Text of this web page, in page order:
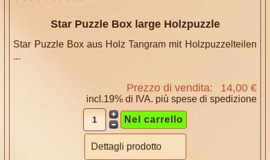
Star Puzzle Box large Holzpuzzle
Star Puzzle Box aus Holz Tangram mit Holzpuzzelteilen
...
Prezzo di vendita: 14,00 €
incl.19% di IVA. più spese di spedizione
Dettagli prodotto